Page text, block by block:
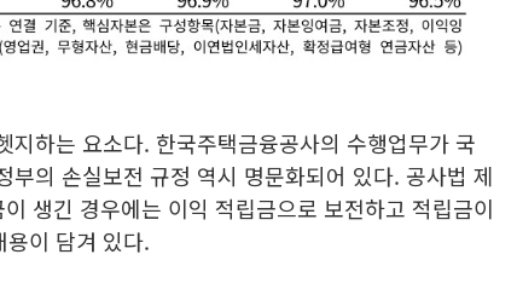
지하는 요소다. 한국주택금융공사의 수행업무가 국
부의 손실보전 규정 역시 명문화되어 있다. 공사법 제
생긴 경우에는 이익 적립금으로 보전하고 적립금이
이 담겨 있다.